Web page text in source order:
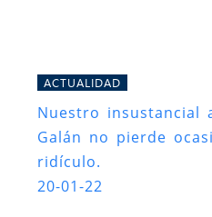
ACTUALIDAD
Nuestro insustancial
Galán no pierde
ridículo.
20-01-22